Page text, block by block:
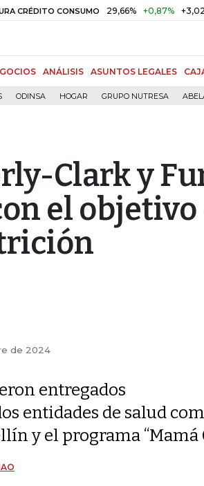
CONSUMO 29,66% +0,87% +3,02%
ANÁLISIS ASUNTOS LEGALES
ODINSA HOGAR GRUPO NUTRESA
Clark y
el
de 2024
entregados
entidades de salud
y el programa “Mamá